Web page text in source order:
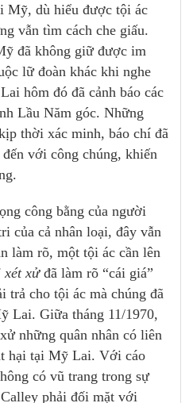
Mỹ, dù hiểu được tội ác
vẫn tìm cách che giấu.
đã không giữ được im
lữ đoàn khác khi nghe
hôm đó đã cảnh báo các
Lầu Năm góc. Những
thời xác minh, báo chí đã
với công chúng, khiến
công bằng của người
của cả nhân loại, đây vẫn
làm rõ, một tội ác cần lên
xét xửđã làm rõ “cái giá”
trả cho tội ác mà chúng đã
Lai. Giữa tháng 11/1970,
những quân nhân có liên
hại tại Mỹ Lai. Với cáo
có vũ trang trong sự
phải đối mặt với